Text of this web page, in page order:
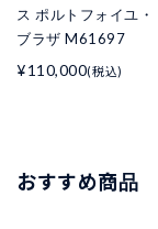
ス ポルトフォイユ・
ブラザ M61697
¥110,000(税込)
おすすめ商品